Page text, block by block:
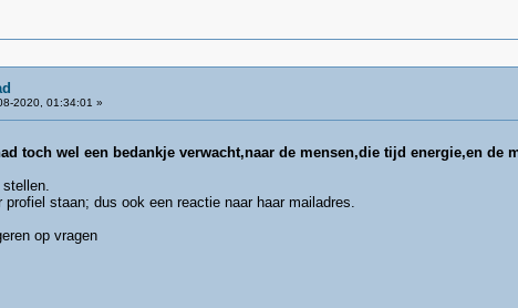
2020, 01:34:01 »
toch wel een bedankje verwacht,naar de mensen,die tijd energie,en de
staan; dus ook een reactie naar haar mailadres.
op vragen